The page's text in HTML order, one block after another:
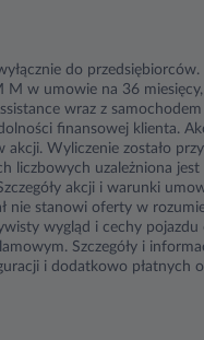
do
M w umowie na 36
wraz z
finansowej klienta.
Wyliczenie zostało
liczbowych uzależniona
akcji i warunki
nie stanowi oferty w
wygląd i cechy pojazdu
Szczegóły i
i dodatkowo płatnych